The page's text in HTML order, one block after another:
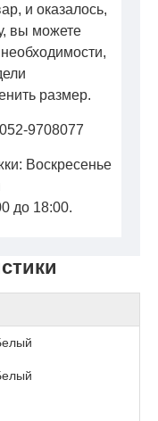
и оказалось,
вы можете
размер.
9708077
Воскресенье
до 18:00.